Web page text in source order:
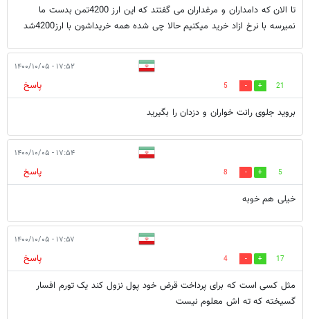
تا الان که دامداران و مرغداران می گفتند که این ارز 4200تمن بدست ما
نمیرسه با نرخ ازاد خرید میکنیم حالا چی شده همه خریداشون با ارز4200شد
۱۷:۵۲ - ۱۴۰۰/۱۰/۰۵
21
5
پاسخ
بروید جلوی رانت خواران و دزدان را بگیرید
۱۷:۵۴ - ۱۴۰۰/۱۰/۰۵
5
8
پاسخ
خیلی هم خوبه
۱۷:۵۷ - ۱۴۰۰/۱۰/۰۵
17
4
پاسخ
مثل کسی است که برای پرداخت قرض خود پول نزول کند یک تورم افسار
گسیخته که ته اش معلوم نیست